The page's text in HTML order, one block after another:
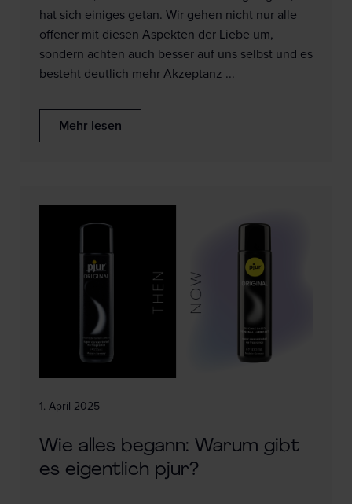
hat sich einiges getan. Wir gehen nicht nur alle
offener mit diesen Aspekten der Liebe um,
sondern achten auch besser auf uns selbst und es
besteht deutlich mehr Akzeptanz ...
Mehr lesen
1. April 2025
Wie alles begann: Warum gibt
es eigentlich pjur?